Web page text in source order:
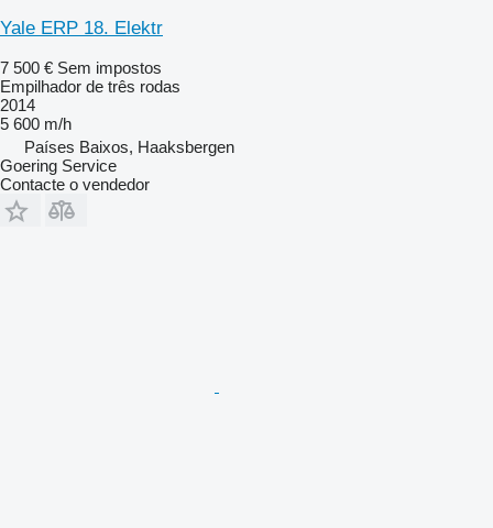
Yale ERP 18. Elektr
7 500 € Sem impostos
Empilhador de três rodas
2014
5 600 m/h
Países Baixos, Haaksbergen
Goering Service
Contacte o vendedor